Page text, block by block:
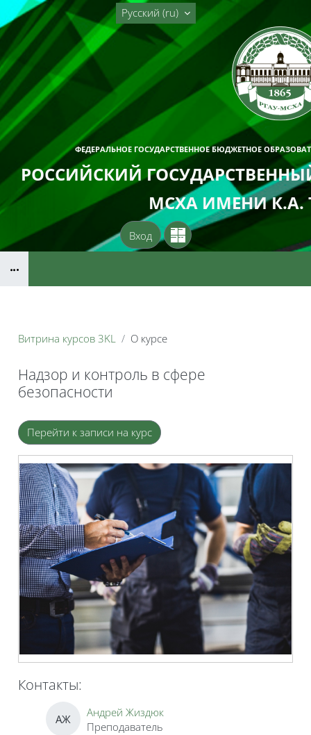
Перейти к основному содержанию
ФЕДЕРАЛЬНОЕ ГОСУДАРСТВЕННОЕ БЮДЖЕТНОЕ
РОССИЙСКИЙ
МСХА ИМЕНИ К.А.
Русский ‎(ru)‎
Вход
Витрина курсов 3KL О курсе
Надзор и контроль в сфере
безопасности
Блоки
Перейти к записи на курс
Контакты:
АЖ
Андрей Жиздюк
Преподаватель